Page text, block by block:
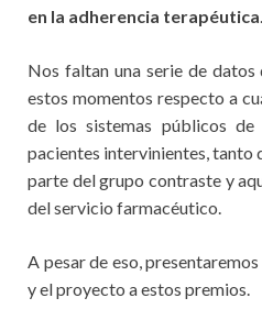
en la adherencia terapéutica
Nos faltan una serie de datos
estos momentos respecto a
de los sistemas públicos
pacientes intervinientes, tanto
parte del grupo contraste y
del servicio farmacéutico.
A pesar de eso,
y el proyecto a estos premios.